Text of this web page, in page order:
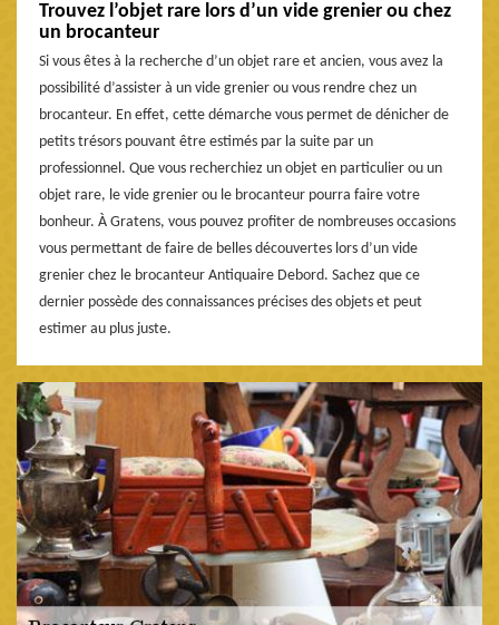
Trouvez l’objet rare lors d’un vide grenier ou chez
un brocanteur
Si vous êtes à la recherche d’un objet rare et ancien, vous avez la
possibilité d’assister à un vide grenier ou vous rendre chez un
brocanteur. En effet, cette démarche vous permet de dénicher de
petits trésors pouvant être estimés par la suite par un
professionnel. Que vous recherchiez un objet en particulier ou un
objet rare, le vide grenier ou le brocanteur pourra faire votre
bonheur. À Gratens, vous pouvez profiter de nombreuses occasions
vous permettant de faire de belles découvertes lors d’un vide
grenier chez le brocanteur Antiquaire Debord. Sachez que ce
dernier possède des connaissances précises des objets et peut
estimer au plus juste.